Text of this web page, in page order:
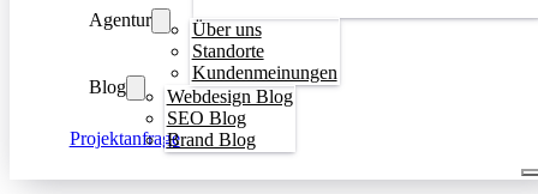
Agentur
Über uns
Standorte
Kundenmeinungen
Blog
Webdesign Blog
SEO Blog
Brand Blog
Projektanfrage